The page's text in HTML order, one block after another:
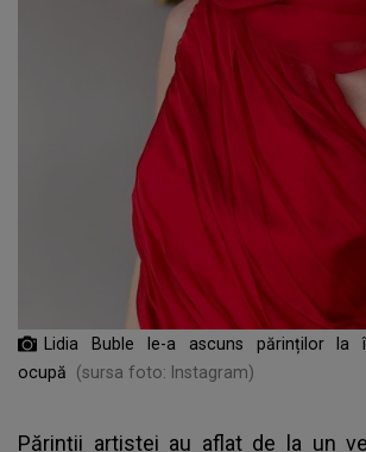
Lidia Buble le-a ascuns părinților
ocupă
(sursa foto: Instagram)
Părinții artistei au aflat de la un